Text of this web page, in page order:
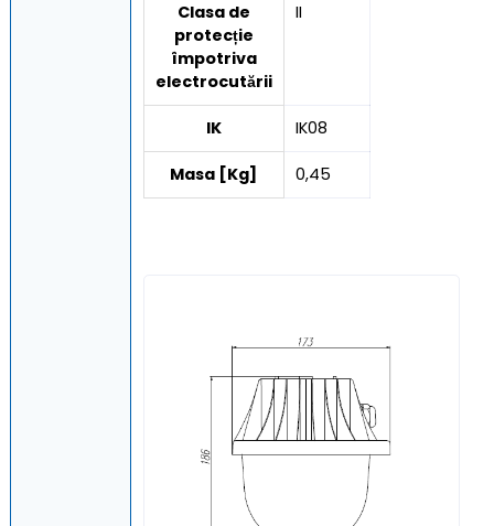
Clasa de
protecție
împotriva
electrocutării
II
IK IK08
Masa [Kg] 0,45